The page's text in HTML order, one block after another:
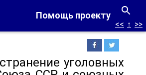
Помощь проекту
<< ↑ >>
уголовных